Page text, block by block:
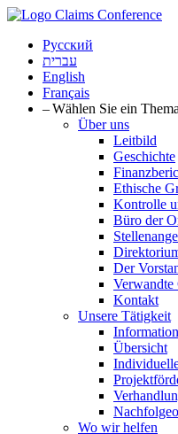
Русский
עברית
English
Français
– Wählen Sie ein
Über uns
Leitbild
Geschichte
Ethische
Kontrolle
Büro der
Der
Verwandte
Kontakt
Unsere Tätigkeit
Übersicht
Wo wir helfen